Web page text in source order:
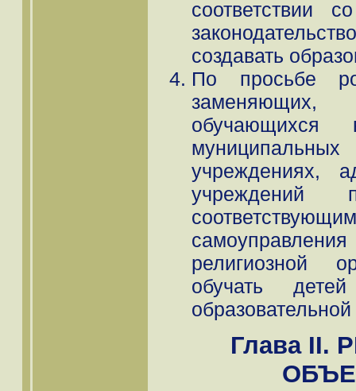
соответствии
создавать
По просьбе
обучающихся
учреждениях,
учреждений
религиозной
обучать
Глава II.